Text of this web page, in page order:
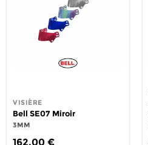
VISIÈRE
Bell SE07 Miroir
3MM
162,00 €